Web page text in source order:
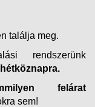
találja meg.
rendszerünk
felárat
sem!